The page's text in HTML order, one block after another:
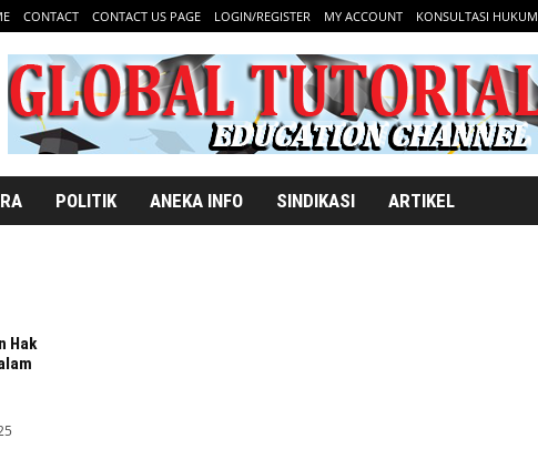
CONTACT CONTACT US PAGE LOGIN/REGISTER MY ACCOUNT KONSULTASI HUKUM
POLITIK ANEKA INFO SINDIKASI ARTIKEL
Hak